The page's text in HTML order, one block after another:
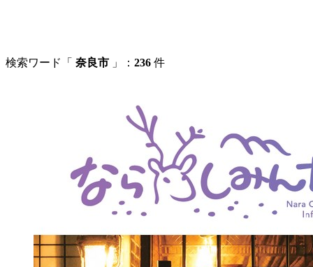
検索ワード「 奈良市 」： 236 件